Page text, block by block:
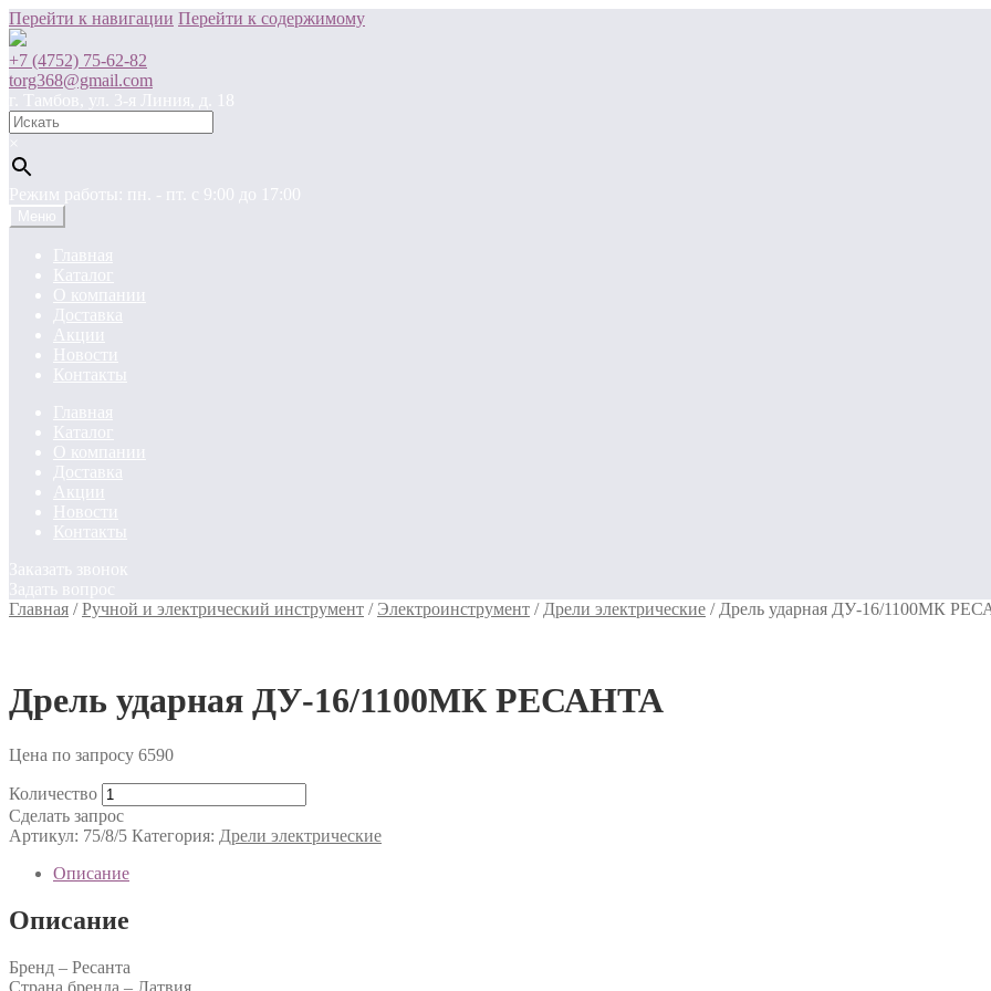
Перейти к навигации Перейти к содержимому
+7 (4752) 75-62-82
torg368@gmail.com
г. Тамбов, ул. 3-я Линия, д. 18
×
Режим работы: пн. - пт. c 9:00 до 17:00
Меню
Главная
Каталог
О компании
Доставка
Акции
Новости
Контакты
Главная
Каталог
О компании
Доставка
Акции
Новости
Контакты
Заказать звонок
Задать вопрос
Главная /Ручной и электрический инструмент / Электроинструмент / Дрели электрические / Дрель ударная ДУ-16/1100МК
Дрель ударная ДУ-16/1100МК РЕСАНТА
Цена по запросу 6590
Количество
Сделать запрос
Артикул: 75/8/5 Категория: Дрели электрические
Описание
Описание
Бренд – Ресанта
Страна бренда – Латвия